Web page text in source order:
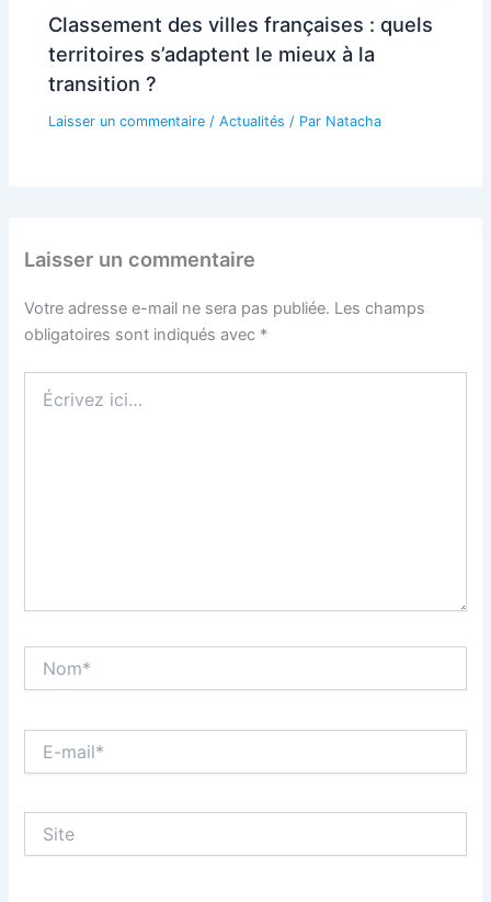
Classement des villes françaises : quels
territoires s’adaptent le mieux à la
transition ?
Laisser un commentaire /Actualités / Par Natacha
Laisser un commentaire
Votre adresse e-mail ne sera pas publiée. Les champs
obligatoires sont indiqués avec *
ici…
mail*